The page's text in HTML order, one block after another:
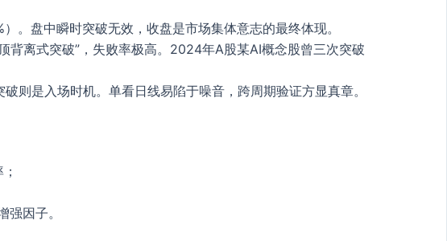
。盘中瞬时突破无效，收盘是市场集体意志的最终体现。
背离式突破”，失败率极高。2024年A股某AI概念股曾三次突破
则是入场时机。单看日线易陷于噪音，跨周期验证方显真章。
因子。